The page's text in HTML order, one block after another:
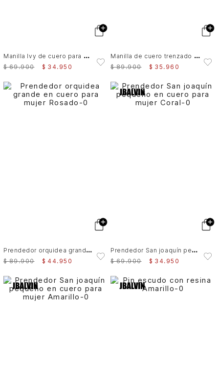
M
anilla Ivy de cuero para hombre contraste
$ 69.900 $ 34. 950
M
anilla de cuero trenzado para hombre Marine
$ 89.900 $ 35 . 960
P
rendedor orquidea grande en cuero para mujer
$ 89.900 $ 44. 950
P
rendedor San joaquín pequeño en cuero para mujer
$ 69.900 $ 34. 950